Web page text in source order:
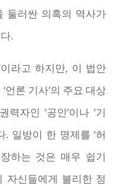
둘러싼 의혹의 역사가
.
이라고 하지만, 이 법안
언론 기사’의 주요 대상
자인 ‘공인’이나 ‘기
. 일방이 한 명제를 ‘허
장하는 것은 매우 쉽기
자신들에게 불리한 정